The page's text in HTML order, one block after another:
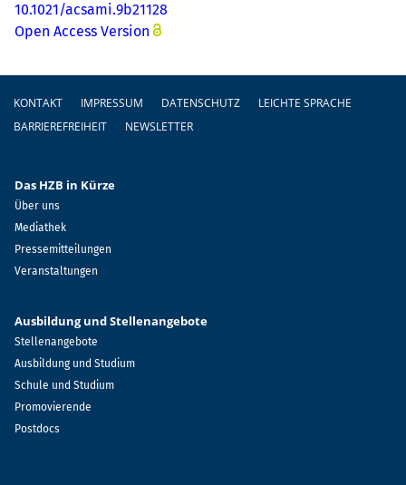
10.1021/acsami.9b21128
Open Access Version
Fußzeile
KONTAKT IMPRESSUM DATENSCHUTZ
LEICHTE SPRACHE
BARRIEREFREIHEIT
NEWSLETTER
Das HZB in Kürze
Über uns
Mediathek
Pressemitteilungen
Veranstaltungen
Ausbildung und Stellenangebote
Stellenangebote
Ausbildung und Studium
Schule und Studium
Promovierende
Postdocs